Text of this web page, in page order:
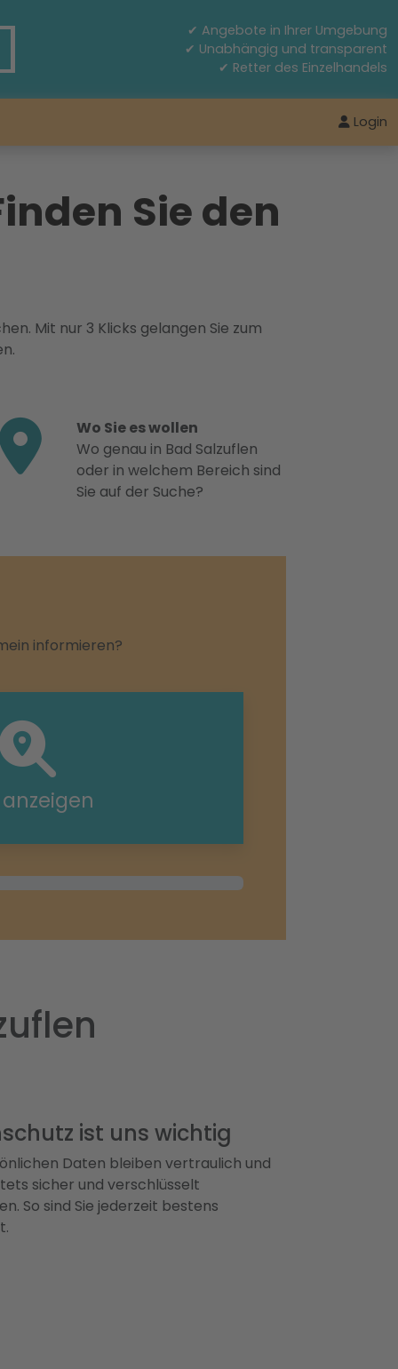
✔ Angebote in Ihrer Umgebung
✔ Unabhängig und transparent
✔ Retter des Einzelhandels
Login
Sie den
Mit nur 3 Klicks gelangen Sie zum
Wo Sie es wollen
Wo genau in Bad Salzuflen
oder in welchem Bereich sind
Sie auf der Suche?
informieren?
ist uns wichtig
Daten bleiben vertraulich und
sicher und verschlüsselt
So sind Sie jederzeit bestens